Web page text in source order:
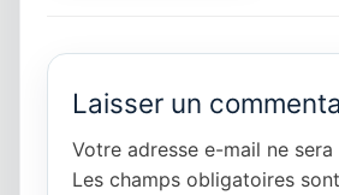
Laisser un
Votre adresse e-mail ne sera
Les champs obligatoires